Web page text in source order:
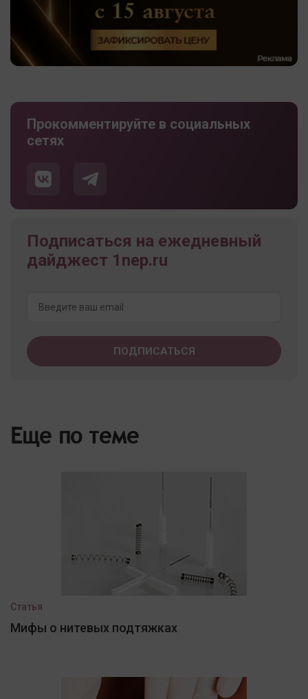
Прокомментируйте в социальных
сетях
Подписаться на ежедневный
дайджест 1nep.ru
Еще по теме
Статья
Мифы о нитевых подтяжках